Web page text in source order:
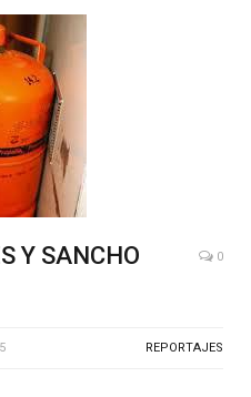
Y SANCHO
0
REPORTAJES